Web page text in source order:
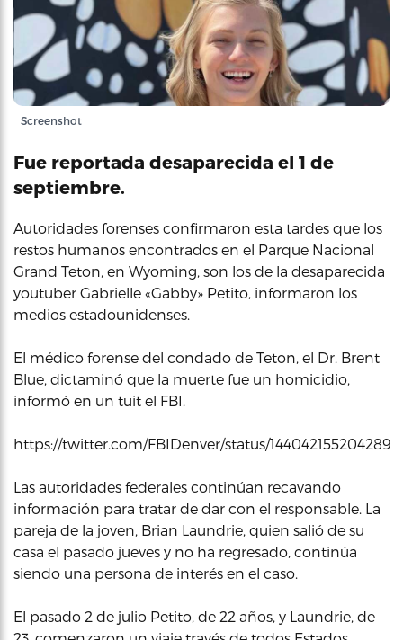
Screenshot
Fue reportada desaparecida el 1 de
septiembre.
Autoridades forenses confirmaron esta tardes que los
restos humanos encontrados en el Parque Nacional
Grand Teton, en Wyoming, son los de la desaparecida
youtuber Gabrielle «Gabby» Petito, informaron los
medios estadounidenses.
El médico forense del condado de Teton, el Dr. Brent
Blue, dictaminó que la muerte fue un homicidio,
informó en un tuit el FBI.
https://twitter.com/FBIDenver/status/
Las autoridades federales continúan recavando
información para tratar de dar con el responsable. La
pareja de la joven, Brian Laundrie, quien salió de su
casa el pasado jueves y no ha regresado, continúa
siendo una persona de interés en el caso.
El pasado 2 de julio Petito, de 22 años, y Laundrie, de